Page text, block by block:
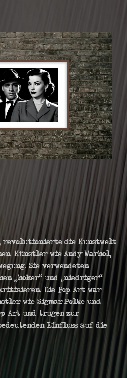
revolutionierte die Kunstwelt
Künstler wie Andy Warhol,
Sie verwendeten
„hoher“ und „niedriger“
Die Pop Art war
wie Sigmar Polke und
Art und trugen zur
Einfluss auf die